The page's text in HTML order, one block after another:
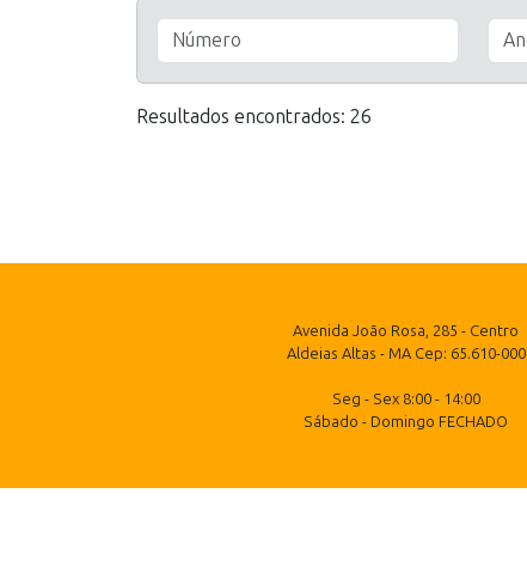
Resultados encontrados: 26
Avenida João Rosa, 285 - Centro
Aldeias Altas - MA Cep: 65.610-000
Seg - Sex 8:00 - 14:00
Sábado - Domingo FECHADO